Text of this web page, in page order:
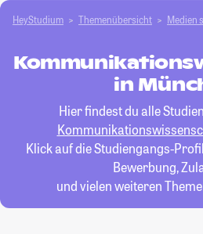
HeyStudium Themenübersicht Medien
in
Hier findest du alle
Klick auf die Studiengangs-
Bewerbung,
und vielen weiteren